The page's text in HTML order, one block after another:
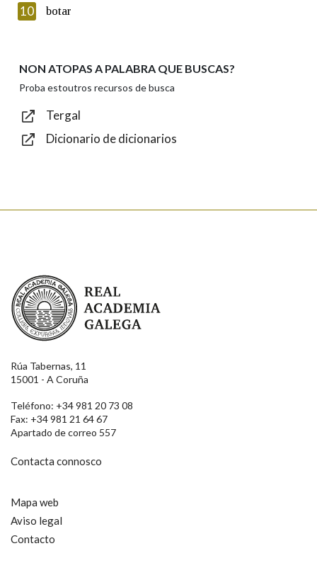
Introduce o código que aparece na imaxe:
Texto de verificación
10 botar
NON ATOPAS A PALABRA QUE BUSCAS?
Proba estoutros recursos de busca
Tergal
Dicionario de dicionarios
Real Academia Galega
Rúa Tabernas, 11
15001 - A Coruña
Teléfono: +34 981 20 73 08
Fax: +34 981 21 64 67
Apartado de correo 557
Contacta connosco
Mapa web
Aviso legal
Contacto